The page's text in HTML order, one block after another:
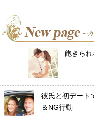
飽きら
彼氏と初デート
＆NG行動